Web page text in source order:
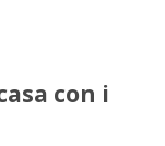
con i